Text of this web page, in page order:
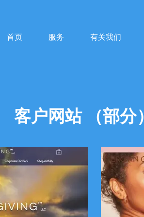
首页
服务 有关我们
客户网站 （部分）